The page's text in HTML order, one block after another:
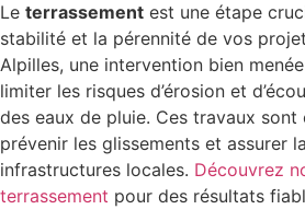
Le terrassement est une étape
stabilité et la pérennité de vos
Alpilles, une intervention bien
limiter les risques d’érosion et
des eaux de pluie. Ces travaux sont
prévenir les glissements et assurer
infrastructures locales. Découvrez
terrassement pour des résultats